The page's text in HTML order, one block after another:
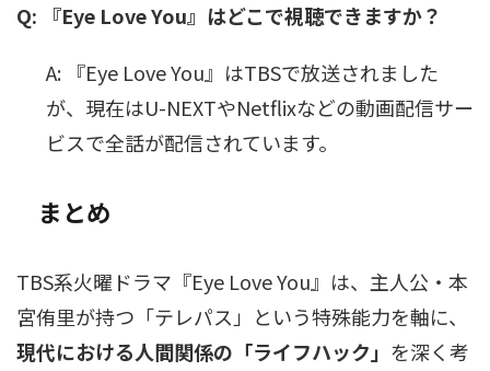
Q: 『Eye Love You』はどこで視聴できますか？
A: 『Eye Love You』はTBSで放送されました
が、現在はU-NEXTやNetflixなどの動画配信サー
ビスで全話が配信されています。
まとめ
TBS系火曜ドラマ『Eye Love You』は、主人公・本
宮侑里が持つ「テレパス」という特殊能力を軸に、
現代における人間関係の「ライフハック」 を深く考